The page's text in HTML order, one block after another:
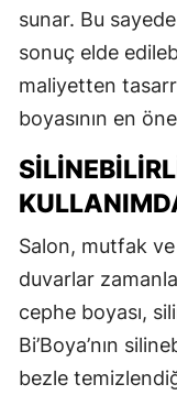
sunar. Bu
sonuç elde
maliyetten
boyasının en
Salon, mutfak
duvarlar
cephe boyası,
Bi’Boya’nın
bezle